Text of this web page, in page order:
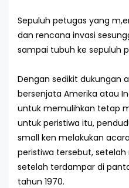
Sepuluh petugas yang
dan rencana invasi
sampai tubuh ke sepuluh
Dengan sedikit dukungan
bersenjata Amerika atau
untuk memulihkan tetap
untuk peristiwa itu,
small ken melakukan
peristiwa tersebut,
setelah terdampar di
tahun 1970.